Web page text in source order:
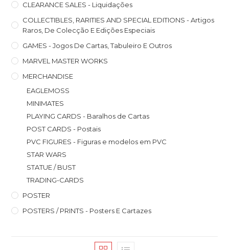
CLEARANCE SALES - Liquidações
COLLECTIBLES, RARITIES AND SPECIAL EDITIONS - Artigos
Raros, De Colecção E Edições Especiais
GAMES - Jogos De Cartas, Tabuleiro E Outros
MARVEL MASTER WORKS
MERCHANDISE
EAGLEMOSS
MINIMATES
PLAYING CARDS - Baralhos de Cartas
POST CARDS - Postais
PVC FIGURES - Figuras e modelos em PVC
STAR WARS
STATUE / BUST
TRADING-CARDS
POSTER
POSTERS / PRINTS - Posters E Cartazes